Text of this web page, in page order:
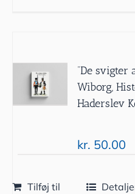
”De svigter
Wiborg,
Haderslev
kr. 50.00
Tilføj til